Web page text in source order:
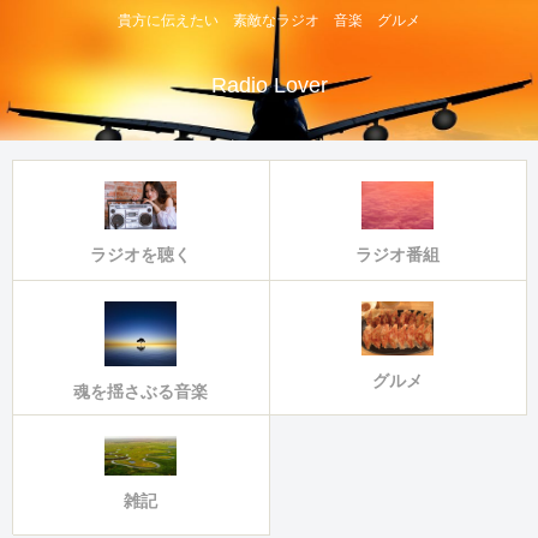
貴方に伝えたい 素敵なラジオ 音楽 グルメ
Radio Lover
ラジオを聴く ラジオ番組
魂を揺さぶる音楽
グルメ
雑記